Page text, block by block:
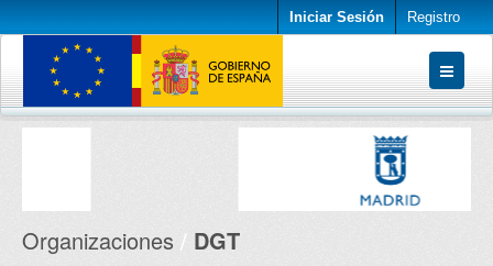
Iniciar Sesión Registro
Conjuntos de datos
Organizaciones DGT